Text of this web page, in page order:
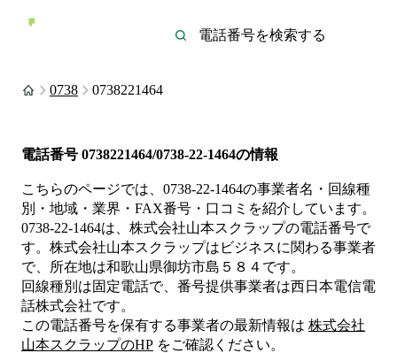
0738 0738221464
電話番号 0738221464/0738-22-1464の情報
こちらのページでは、 0738-22-1464の事業者名・回線種
別・地域・業界・FAX番号・口コミを紹介しています。
0738-22-1464は、 株式会社山本スクラップの電話番号で
す。 株式会社山本スクラップは ビジネスに関わる事業者
で、所在地は和歌山県御坊市島５８４ です。
回線種別は固定電話で、番号提供事業者は西日本電信電
話株式会社です。
この電話番号を保有する事業者の最新情報は 株式会社
山本スクラップのHP をご確認ください。